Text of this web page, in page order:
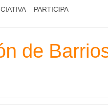
PARTICIPA
de